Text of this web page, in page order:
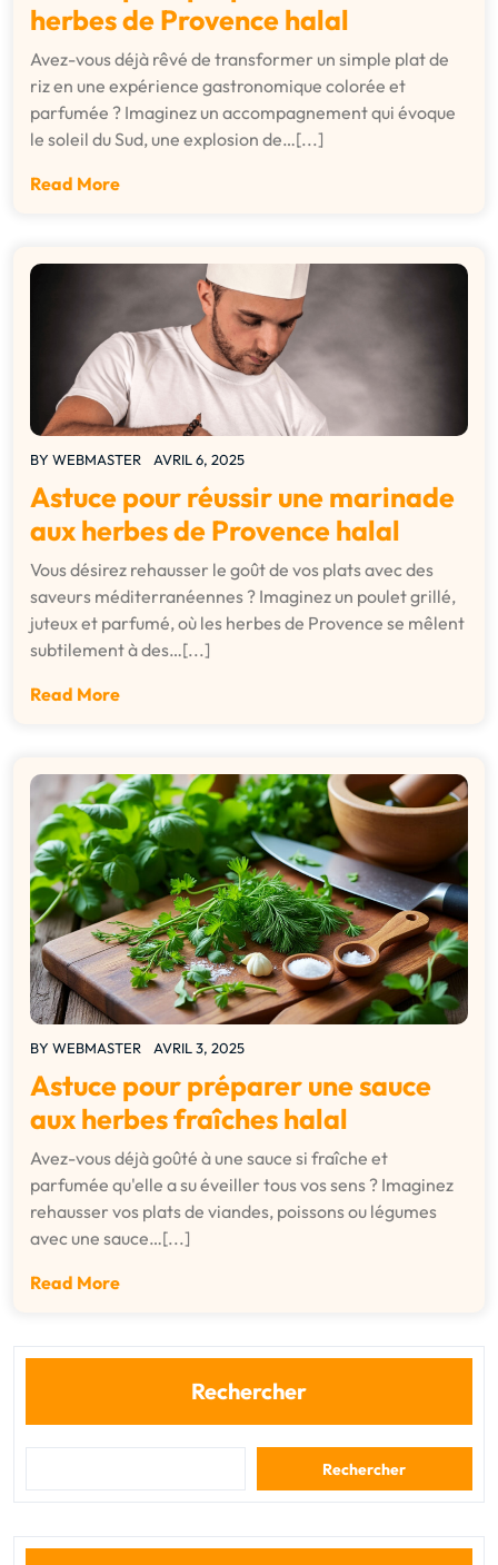
herbes de Provence halal
Avez-vous déjà rêvé de transformer un simple plat de
riz en une expérience gastronomique colorée et
parfumée ? Imaginez un accompagnement qui évoque
le soleil du Sud, une explosion de…[...]
Read More
BY WEBMASTER AVRIL 6, 2025
Astuce pour réussir une marinade
aux herbes de Provence halal
Vous désirez rehausser le goût de vos plats avec des
saveurs méditerranéennes ? Imaginez un poulet grillé,
juteux et parfumé, où les herbes de Provence se mêlent
subtilement à des…[...]
Read More
BY WEBMASTER AVRIL 3, 2025
Astuce pour préparer une sauce
aux herbes fraîches halal
Avez-vous déjà goûté à une sauce si fraîche et
parfumée qu'elle a su éveiller tous vos sens ? Imaginez
rehausser vos plats de viandes, poissons ou légumes
avec une sauce…[...]
Read More
Rechercher
Rechercher